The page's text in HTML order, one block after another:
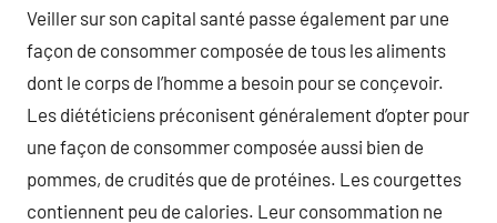
Veiller sur son capital santé passe également par une
façon de consommer composée de tous les aliments
dont le corps de l’homme a besoin pour se conçevoir.
Les diététiciens préconisent généralement d’opter pour
une façon de consommer composée aussi bien de
pommes, de crudités que de protéines. Les courgettes
contiennent peu de calories. Leur consommation ne